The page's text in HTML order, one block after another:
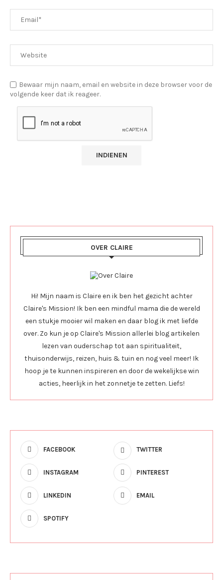
Bewaar mijn naam, email en website in deze browser voor de
volgende keer dat ik reageer.
OVER CLAIRE
Hi! Mijn naam is Claire en ik ben het gezicht achter
Claire's Mission! Ik ben een mindful mama die de wereld
een stukje mooier wil maken en daar blog ik met liefde
over. Zo kun je op Claire's Mission allerlei blog artikelen
lezen van ouderschap tot aan spiritualiteit,
thuisonderwijs, reizen, huis & tuin en nog veel meer! Ik
hoop je te kunnen inspireren en door de wekelijkse win
acties, heerlijk in het zonnetje te zetten. Liefs!
FACEBOOK TWITTER
INSTAGRAM PINTEREST
LINKEDIN EMAIL
SPOTIFY